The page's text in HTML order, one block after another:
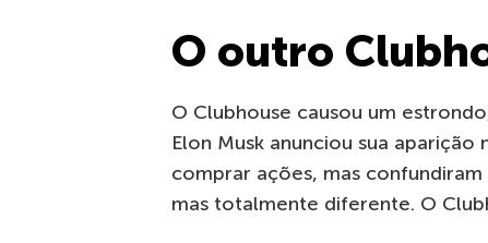
O outro
O Clubhouse causou um
Elon Musk anunciou sua
comprar ações, mas
mas totalmente diferente. O